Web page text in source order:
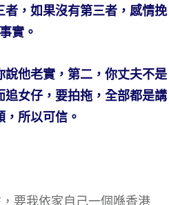
者，如果沒有第三者，感情挽
實。
他老實，第二，你丈夫不是
女仔，要拍拖，全部都是講
所以可信。
要我依家自己一個喺香港